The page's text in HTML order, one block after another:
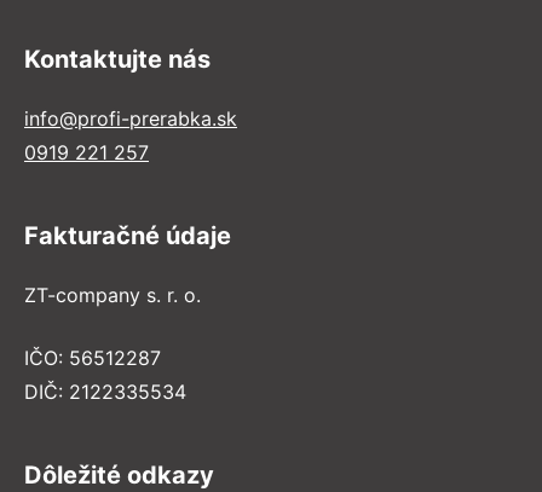
Kontaktujte nás
info@profi-prerabka.sk
0919 221 257
Fakturačné údaje
ZT-company s. r. o.
IČO: 56512287
DIČ: 2122335534
Dôležité odkazy